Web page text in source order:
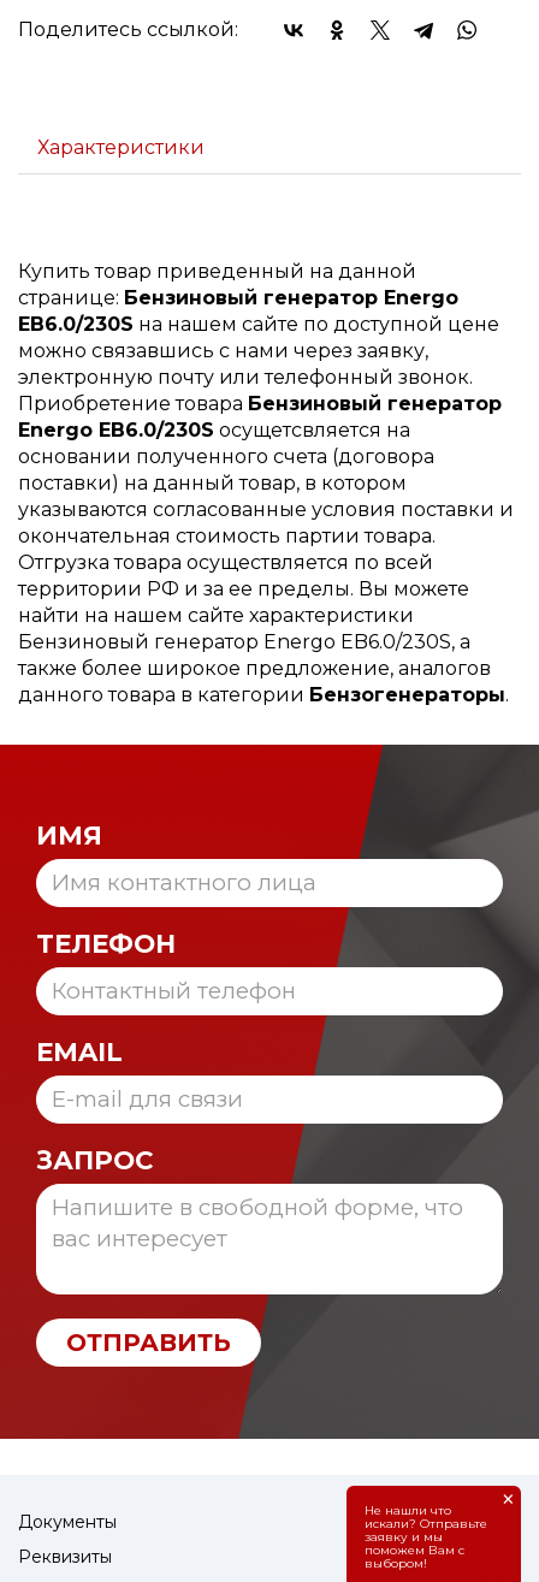
Поделитесь ссылкой:
Характеристики
Купить товар приведенный на данной
странице: Бензиновый генератор Energo
EB6.0/230S на нашем сайте по доступной цене
можно связавшись с нами через заявку,
электронную почту или телефонный звонок.
Приобретение товара Бензиновый генератор
Energo EB6.0/230S осущетсвляется на
основании полученного счета (договора
поставки) на данный товар, в котором
указываются согласованные условия поставки и
окончательная стоимость партии товара.
Отгрузка товара осуществляется по всей
территории РФ и за ее пределы. Вы можете
найти на нашем сайте характеристики
Бензиновый генератор Energo EB6.0/230S, а
также более широкое предложение, аналогов
данного товара в категории Бензогенераторы.
ИМЯ
ТЕЛЕФОН
EMAIL
ЗАПРОС
ОТПРАВИТЬ
Документы
Реквизиты
Не нашли что
искали? Отправьте
заявку и мы
поможем Вам с
выбором!
×